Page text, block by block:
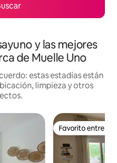
y las mejores
de Muelle Uno
estas estadías están
limpieza y otros
Favorito entre
Favorito entre